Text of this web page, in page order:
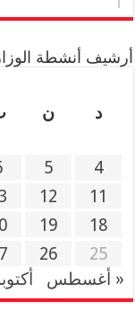
أرشيف أنشطة
د
ن
4
5
11
12
18
19
25
26
« أغسطس